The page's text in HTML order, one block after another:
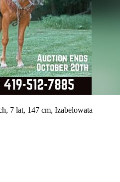
7 lat, 147 cm, Izabelowata